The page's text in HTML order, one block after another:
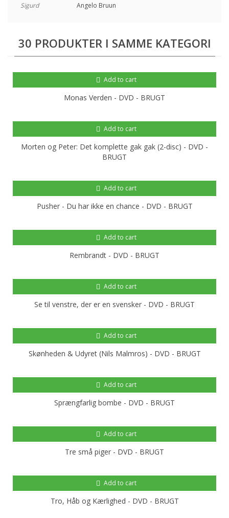
Sigurd Angelo Bruun
30 PRODUKTER I SAMME KATEGORI
Add to cart
Monas Verden - DVD - BRUGT
Add to cart
Morten og Peter: Det komplette gak gak (2-disc) - DVD -
BRUGT
Add to cart
Pusher - Du har ikke en chance - DVD - BRUGT
Add to cart
Rembrandt - DVD - BRUGT
Add to cart
Se til venstre, der er en svensker - DVD - BRUGT
Add to cart
Skønheden & Udyret (Nils Malmros) - DVD - BRUGT
Add to cart
Sprængfarlig bombe - DVD - BRUGT
Add to cart
Tre små piger - DVD - BRUGT
Add to cart
Tro, Håb og Kærlighed - DVD - BRUGT